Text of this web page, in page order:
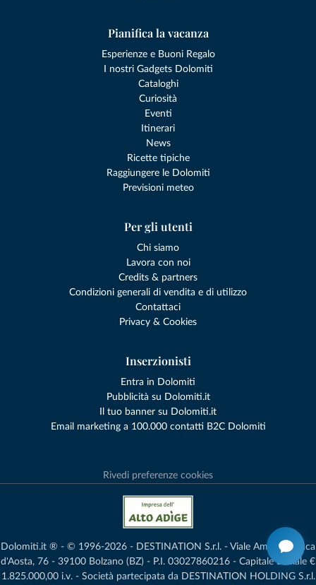
Pianifica la vacanza
Esperienze e Buoni Regalo
I nostri Gadgets Dolomiti
Cataloghi
Curiosità
Eventi
Itinerari
News
Ricette tipiche
Raggiungere le Dolomiti
Previsioni meteo
Per gli utenti
Chi siamo
Lavora con noi
Credits & partners
Condizioni generali di vendita e di utilizzo
Contattaci
Privacy & Cookies
Inserzionisti
Entra in Dolomiti
Pubblicità su Dolomiti.it
Il tuo banner su Dolomiti.it
Email marketing a 100.000 contatti B2C Dolomiti
Rivedi preferenze cookies
Dolomiti.it ® - © 1996-2026 - DESTINATION S.r.l. - Viale Amedeo Duca
d'Aosta, 76 - 39100 Bolzano (BZ) - P.I. 03027860216 - Capitale Sociale €
1.825.000,00 i.v. - Società partecipata da DESTINATION HOLDING S.r.l.